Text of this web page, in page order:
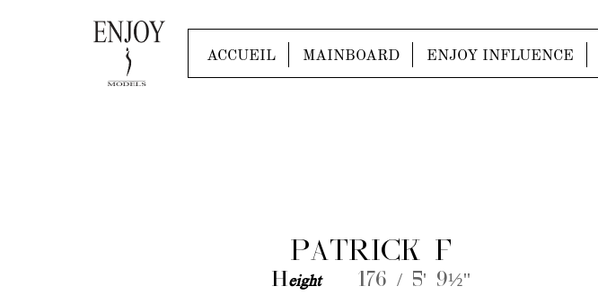
ACCUEIL MAINBOARD ENJOY INFLUENCE
PATRICK F
Height 176 / 5' 9½''